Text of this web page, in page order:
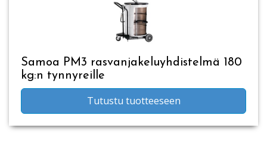
Samoa PM3 rasvanjakeluyhdistelmä 180
kg:n tynnyreille
Tutustu tuotteeseen